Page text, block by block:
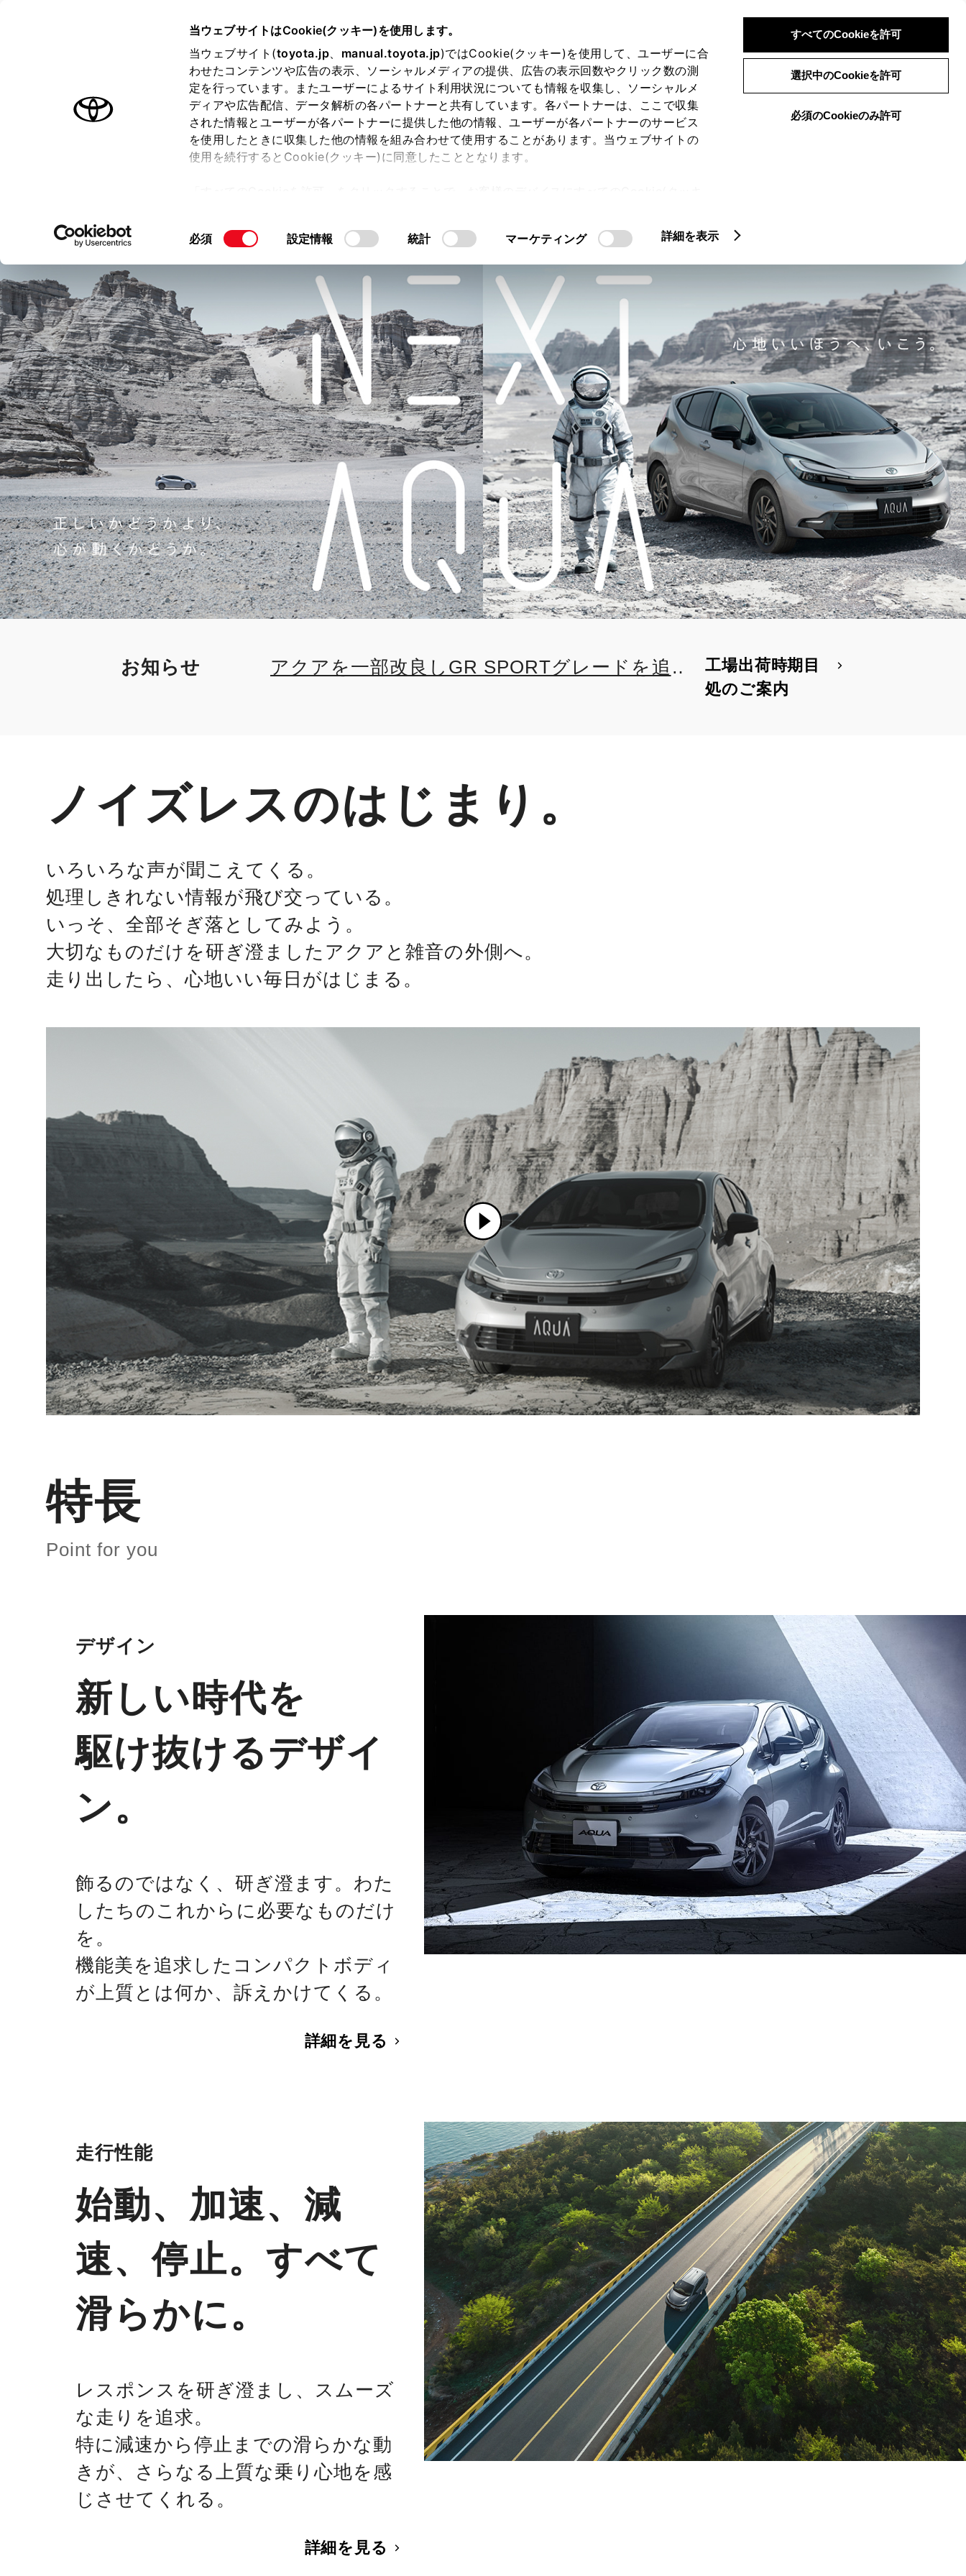
当ウェブサイトはCookie(クッキー)を使用します。
当ウェブサイト(toyota.jp、 manual.toyota.jp)ではCookie(クッキー)を使用して、ユーザーに合
わせたコンテンツや広告の表示、ソーシャルメディアの提供、広告の表示回数やクリック数の測
定を行っています。またユーザーによるサイト利用状況についても情報を収集し、ソーシャルメ
ディアや広告配信、データ解析の各パートナーと共有しています。各パートナーは、ここで収集
された情報とユーザーが各パートナーに提供した他の情報、ユーザーが各パートナーのサービス
を使用したときに収集した他の情報を組み合わせて使用することがあります。当ウェブサイトの
使用を続行するとCookie(クッキー)に同意したこととなります。
て」をご覧ください。
同
択
必須 設定情報 統計 マーケティング 詳細を表示
すべてのCookieを許可
選択中のCookieを許可
必須のCookieのみ許可
ログイン 検索 メニュー
オーナーサポート トピックス
アクア
お知らせ
アクアを一部改良しGR SPORTグレードを追
工場出荷時期目
処のご案内
ノイズレスのはじまり。
いろいろな声が聞こえてくる。
処理しきれない情報が飛び交っている。
いっそ、全部そぎ落としてみよう。
大切なものだけを研ぎ澄ましたアクアと雑音の外側へ。
走り出したら、心地いい毎日がはじまる。
特長
Point for you
デザイン
新しい時代を
駆け抜けるデザイ
ン。
飾るのではなく、研ぎ澄ます。わた
したちのこれからに必要なものだけ
を。
機能美を追求したコンパクトボディ
が上質とは何か、訴えかけてくる。
詳細を見る
走行性能
始動、加速、減
速、停止。すべて
滑らかに。
レスポンスを研ぎ澄まし、スムーズ
な走りを追求。
特に減速から停止までの滑らかな動
きが、さらなる上質な乗り心地を感
じさせてくれる。
詳細を見る